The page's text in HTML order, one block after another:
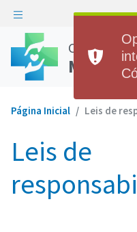
Consórcio
Página Inicial Leis de
Leis de